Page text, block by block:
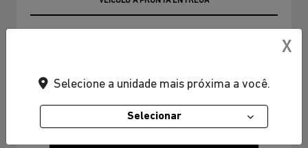
VEÍCULO A PRONTA ENTREGA
De: R$ 199.990,00
R$ 172.990,00
X
Selecione a unidade mais próxima a você.
Selecionar